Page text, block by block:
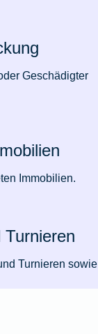
Geschädigter
Immobilien.
Turnieren
Turnieren sowie